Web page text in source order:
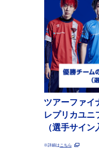
ツアーファイ
レプリカユニ
（選手サイン
※詳細は こちら